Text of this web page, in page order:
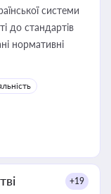
системи
до стандартів
нормативні
+19